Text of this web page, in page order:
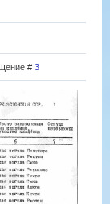
# 3